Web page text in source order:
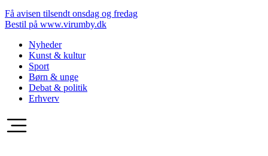
Få avisen tilsendt onsdag og fredag
Bestil på www.virumby.dk
Nyheder
Kunst & kultur
Sport
Børn & unge
Debat & politik
Erhverv